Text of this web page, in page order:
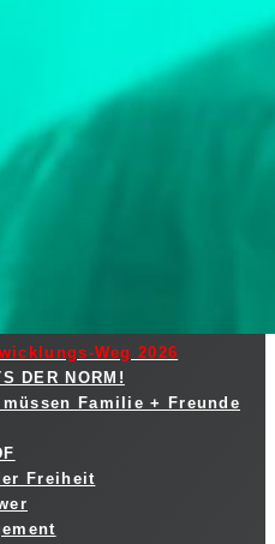
Weg 2026
DER NORM!
müssen Familie + Freunde
Freiheit